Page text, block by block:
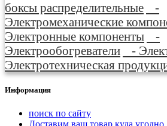
боксы распределительные
-
Электромеханические
Электронные компоненты
-
Электрообогреватели
-
Электротехническая
Информация
поиск по сайту
Доставим ваш товар куда угодно